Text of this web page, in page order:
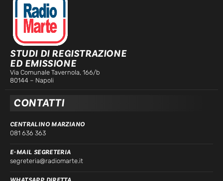
STUDI DI REGISTRAZIONE
ED EMISSIONE
Via Comunale Tavernola, 166/b
80144 – Napoli
CONTATTI
CENTRALINO MARZIANO
081 636 363
E-MAIL SEGRETERIA
segreteria@radiomarte.it